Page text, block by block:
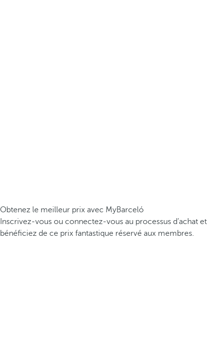
Obtenez le meilleur prix avec MyBarceló
Inscrivez-vous ou connectez-vous au processus d’achat et
bénéficiez de ce prix fantastique réservé aux membres.